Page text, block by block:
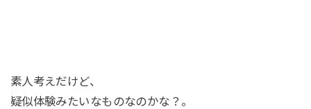
素人考えだけど、
疑似体験みたいなものなのかな？。